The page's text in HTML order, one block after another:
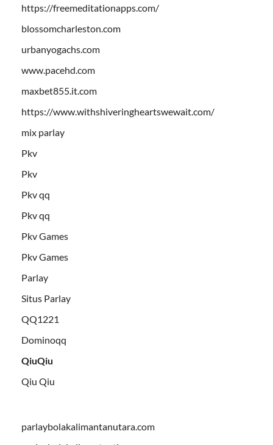
https://freemeditationapps.com/
blossomcharleston.com
urbanyogachs.com
www.pacehd.com
maxbet855.it.com
https://www.withshiveringheartswewait.com/
mix parlay
Pkv
Pkv
Pkv qq
Pkv qq
Pkv Games
Pkv Games
Parlay
Situs Parlay
QQ1221
Dominoqq
QiuQiu
Qiu Qiu
parlaybolakalimantanutara.com